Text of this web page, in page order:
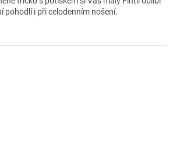
pohodlí i při celodenním nošení.